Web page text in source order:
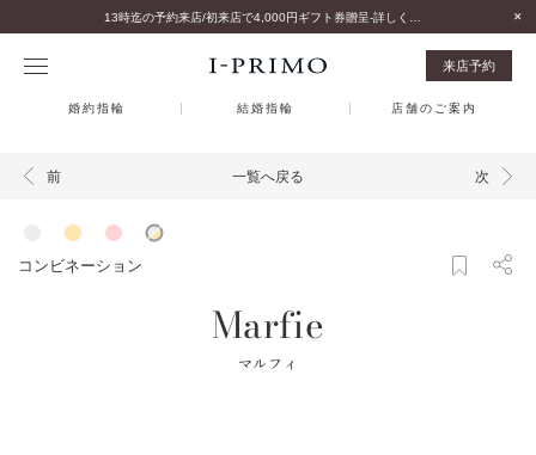
来店予約
婚約指輪 結婚指輪 店舗のご案内
前 一覧へ戻る 次
コンビネーション
Marfie
マルフィ